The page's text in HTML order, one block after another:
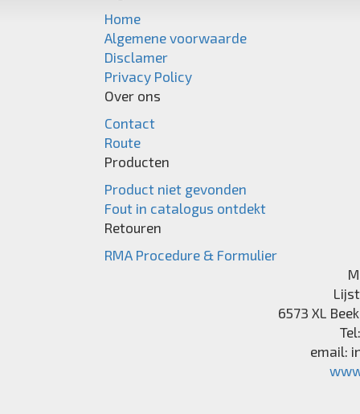
Home
Algemene voorwaarde
Disclamer
Privacy Policy
Over ons
Contact
Route
Producten
Product niet gevonden
Fout in catalogus ontdekt
Retouren
RMA Procedure & Formulier
6573 XL
email: